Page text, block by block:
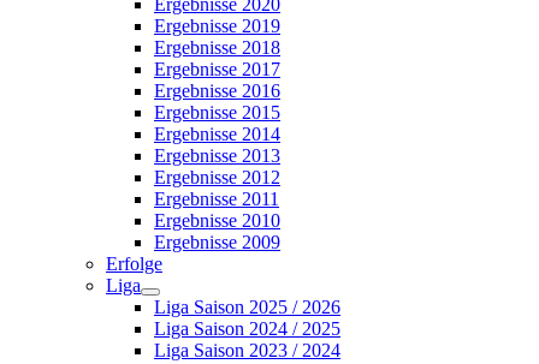
Ergebnisse 2020
Ergebnisse 2019
Ergebnisse 2018
Ergebnisse 2017
Ergebnisse 2016
Ergebnisse 2015
Ergebnisse 2014
Ergebnisse 2013
Ergebnisse 2012
Ergebnisse 2011
Ergebnisse 2010
Ergebnisse 2009
Erfolge
Liga
Liga Saison 2025 / 2026
Liga Saison 2024 / 2025
Liga Saison 2023 / 2024